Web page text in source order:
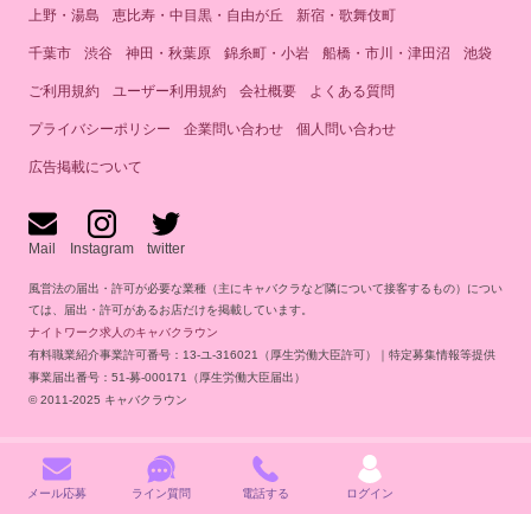
メール応募 ライン質問 電話する ログイン
上野・湯島 恵比寿・中目黒・自由が丘 新宿・歌舞伎町
千葉市 渋谷 神田・秋葉原 錦糸町・小岩 船橋・市川・津田沼 池袋
ご利用規約 ユーザー利用規約 会社概要 よくある質問
プライバシーポリシー 企業問い合わせ 個人問い合わせ
広告掲載について
Mail Instagram twitter
風営法の届出・許可が必要な業種（主にキャバクラなど隣について接客するもの）につい
ては、届出・許可があるお店だけを掲載しています。
ナイトワーク求人のキャバクラウン
有料職業紹介事業許可番号：13-ユ-316021（厚生労働大臣許可）｜特定募集情報等提供
事業届出番号：51-募-000171（厚生労働大臣届出）
© 2011-2025 キャバクラウン